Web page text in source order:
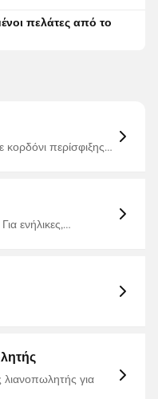
πελάτες από το
περίσφιξης
ενήλικες,
λιανοπωλητής για